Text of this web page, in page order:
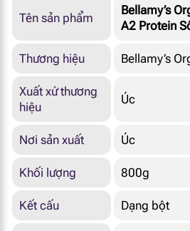
Tên sản phẩm
Bellamy’s
A2 Protein
Thương hiệu Bellamy’s
Xuất xứ thương
hiệu
Úc
Nơi sản xuất Úc
Khối lượng 800g
Kết cấu Dạng bột